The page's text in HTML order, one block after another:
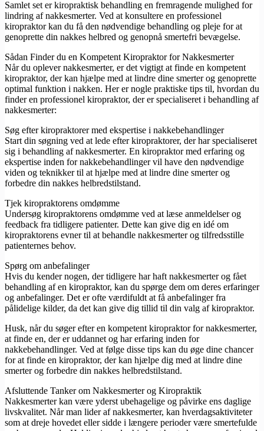
Samlet set er kiropraktisk behandling en fremragende mulighed for
lindring af nakkesmerter. Ved at konsultere en professionel
kiropraktor kan du få den nødvendige behandling og pleje for at
genoprette din nakkes helbred og genopnå smertefri bevægelse.
Sådan Finder du en Kompetent Kiropraktor for Nakkesmerter
Når du oplever nakkesmerter, er det vigtigt at finde en kompetent
kiropraktor, der kan hjælpe med at lindre dine smerter og genoprette
optimal funktion i nakken. Her er nogle praktiske tips til, hvordan du
finder en professionel kiropraktor, der er specialiseret i behandling af
nakkesmerter:
Søg efter kiropraktorer med ekspertise i nakkebehandlinger
Start din søgning ved at lede efter kiropraktorer, der har specialiseret
sig i behandling af nakkesmerter. En kiropraktor med erfaring og
ekspertise inden for nakkebehandlinger vil have den nødvendige
viden og teknikker til at hjælpe med at lindre dine smerter og
forbedre din nakkes helbredstilstand.
Tjek kiropraktorens omdømme
Undersøg kiropraktorens omdømme ved at læse anmeldelser og
feedback fra tidligere patienter. Dette kan give dig en idé om
kiropraktorens evner til at behandle nakkesmerter og tilfredsstille
patienternes behov.
Spørg om anbefalinger
Hvis du kender nogen, der tidligere har haft nakkesmerter og fået
behandling af en kiropraktor, kan du spørge dem om deres erfaringer
og anbefalinger. Det er ofte værdifuldt at få anbefalinger fra
pålidelige kilder, da det kan give dig tillid til din valg af kiropraktor.
Husk, når du søger efter en kompetent kiropraktor for nakkesmerter,
at finde en, der er uddannet og har erfaring inden for
nakkebehandlinger. Ved at følge disse tips kan du øge dine chancer
for at finde en kiropraktor, der kan hjælpe dig med at lindre dine
smerter og forbedre din nakkes helbredstilstand.
Afsluttende Tanker om Nakkesmerter og Kiropraktik
Nakkesmerter kan være yderst ubehagelige og påvirke ens daglige
livskvalitet. Når man lider af nakkesmerter, kan hverdagsaktiviteter
som at dreje hovedet eller sidde i længere perioder være smertefulde